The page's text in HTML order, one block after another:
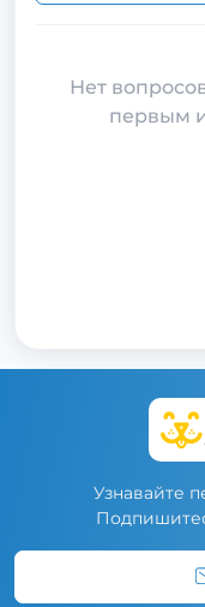
Нет
первым
Узнавайте